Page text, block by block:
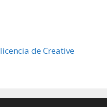
licencia de Creative